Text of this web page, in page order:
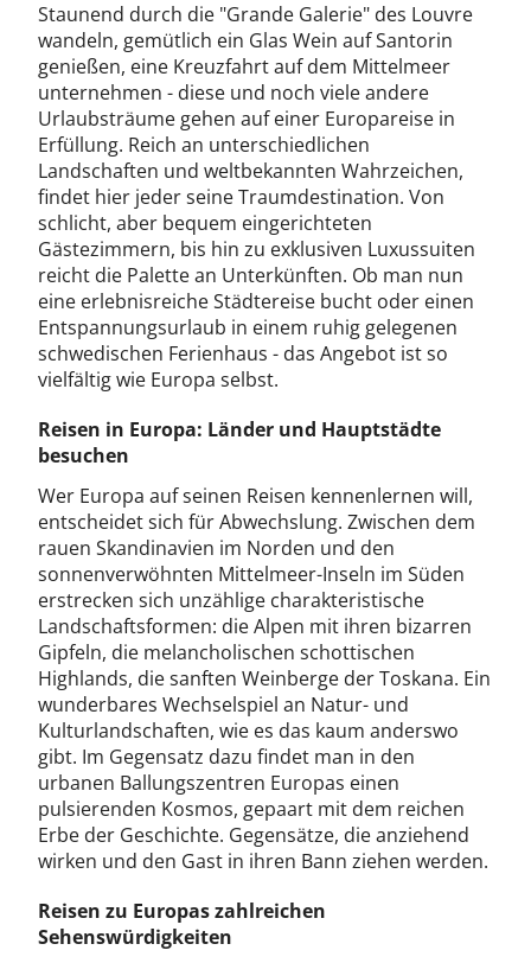
Staunend durch die "Grande Galerie" des Louvre
wandeln, gemütlich ein Glas Wein auf Santorin
genießen, eine Kreuzfahrt auf dem Mittelmeer
unternehmen - diese und noch viele andere
Urlaubsträume gehen auf einer Europareise in
Erfüllung. Reich an unterschiedlichen
Landschaften und weltbekannten Wahrzeichen,
findet hier jeder seine Traumdestination. Von
schlicht, aber bequem eingerichteten
Gästezimmern, bis hin zu exklusiven Luxussuiten
reicht die Palette an Unterkünften. Ob man nun
eine erlebnisreiche Städtereise bucht oder einen
Entspannungsurlaub in einem ruhig gelegenen
schwedischen Ferienhaus - das Angebot ist so
vielfältig wie Europa selbst.
Reisen in Europa: Länder und Hauptstädte
besuchen
Wer Europa auf seinen Reisen kennenlernen will,
entscheidet sich für Abwechslung. Zwischen dem
rauen Skandinavien im Norden und den
sonnenverwöhnten Mittelmeer-Inseln im Süden
erstrecken sich unzählige charakteristische
Landschaftsformen: die Alpen mit ihren bizarren
Gipfeln, die melancholischen schottischen
Highlands, die sanften Weinberge der Toskana. Ein
wunderbares Wechselspiel an Natur- und
Kulturlandschaften, wie es das kaum anderswo
gibt. Im Gegensatz dazu findet man in den
urbanen Ballungszentren Europas einen
pulsierenden Kosmos, gepaart mit dem reichen
Erbe der Geschichte. Gegensätze, die anziehend
wirken und den Gast in ihren Bann ziehen werden.
Reisen zu Europas zahlreichen
Sehenswürdigkeiten